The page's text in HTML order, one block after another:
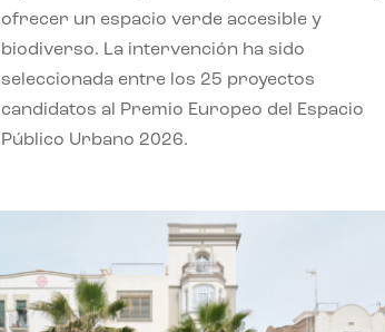
ofrecer un espacio verde accesible y
biodiverso. La intervención ha sido
seleccionada entre los 25 proyectos
candidatos al Premio Europeo del Espacio
Público Urbano 2026.